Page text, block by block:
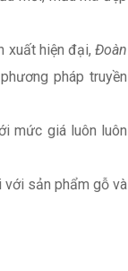
xuất hiện đại,Đoàn
pháp truyền
mức giá luôn luôn
với sản phẩm gỗ và